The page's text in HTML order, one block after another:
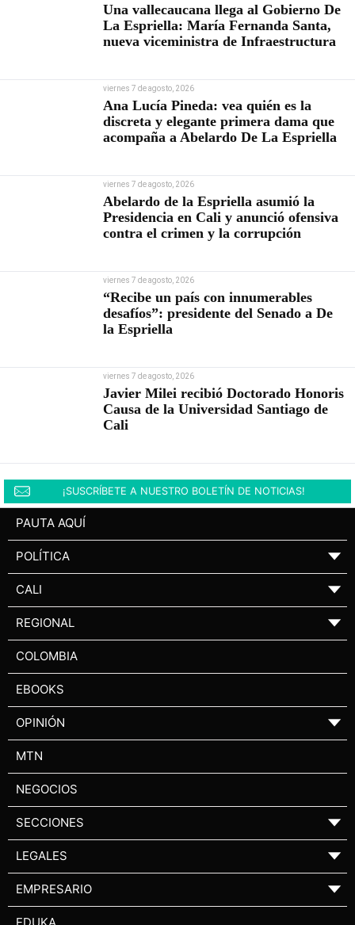
Una vallecaucana llega al Gobierno De
La Espriella: María Fernanda Santa,
nueva viceministra de Infraestructura
viernes 7 de agosto, 2026
Ana Lucía Pineda: vea quién es la
discreta y elegante primera dama que
acompaña a Abelardo De La Espriella
viernes 7 de agosto, 2026
Abelardo de la Espriella asumió la
Presidencia en Cali y anunció ofensiva
contra el crimen y la corrupción
viernes 7 de agosto, 2026
“Recibe un país con innumerables
desafíos”: presidente del Senado a De
la Espriella
viernes 7 de agosto, 2026
Javier Milei recibió Doctorado Honoris
Causa de la Universidad Santiago de
Cali
¡SUSCRÍBETE A NUESTRO BOLETÍN DE NOTICIAS!
PAUTA AQUÍ
POLÍTICA ▼
CALI ▼
REGIONAL ▼
COLOMBIA
EBOOKS
OPINIÓN ▼
MTN
NEGOCIOS
SECCIONES ▼
LEGALES ▼
EMPRESARIO ▼
EDUKA